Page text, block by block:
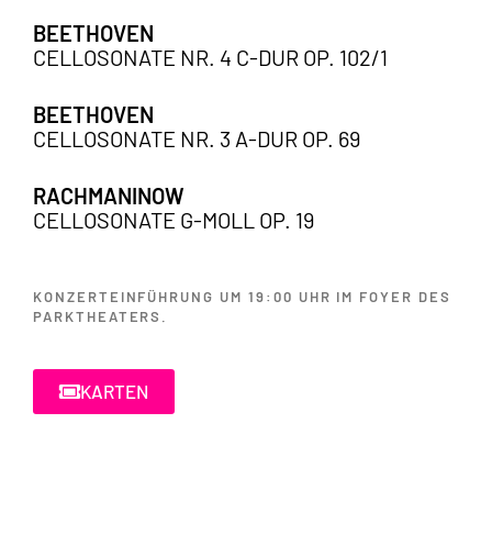
BEETHOVEN
CELLOSONATE NR. 4 C-DUR OP. 102/1
BEETHOVEN
CELLOSONATE NR. 3 A-DUR OP. 69
RACHMANINOW
CELLOSONATE G-MOLL OP. 19
KONZERTEINFÜHRUNG UM 19:00 UHR IM FOYER DES
PARKTHEATERS.
KARTEN